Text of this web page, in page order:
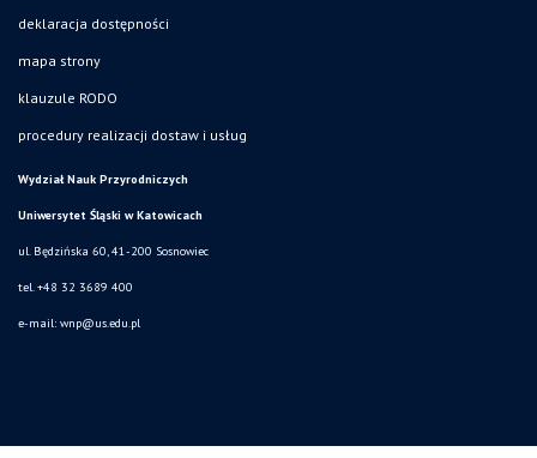
deklaracja dostępności
mapa strony
klauzule RODO
procedury realizacji dostaw i usług
Wydział Nauk Przyrodniczych
Uniwersytet Śląski w Katowicach
ul. Będzińska 60, 41-200 Sosnowiec
tel. +48 32 3689 400
e-mail: wnp@us.edu.pl